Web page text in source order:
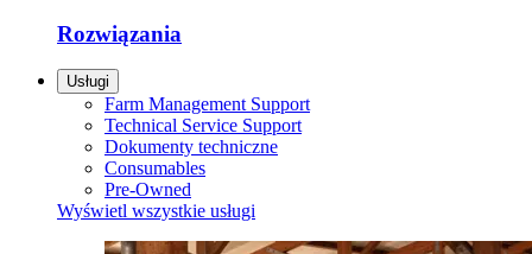
Rozwiązania
Usługi
Farm Management Support
Technical Service Support
Dokumenty techniczne
Consumables
Pre-Owned
Wyświetl wszystkie usługi